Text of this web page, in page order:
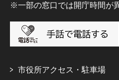
※一部の窓口では開庁時間が
市役所アクセス・駐車場